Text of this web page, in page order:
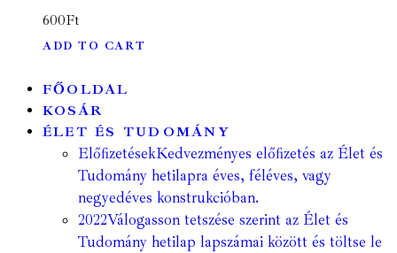
600Ft
ADD TO CART
FŐOLDAL
KOSÁR
ÉLET ÉS TUDOMÁNY
ElőfizetésekKedvezményes előfizetés az Élet és
Tudomány hetilapra éves, féléves, vagy
negyedéves konstrukcióban.
2022Válogasson tetszése szerint az Élet és
Tudomány hetilap lapszámai között és töltse le